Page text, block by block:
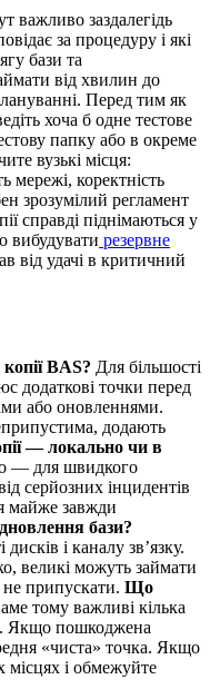
важливо заздалегідь
за процедуру і які
бази та
від хвилин до
Перед тим як
хоча б одне тестове
папку або в окреме
вузькі місця:
мережі, коректність
зрозумілий регламент
справді піднімаються у
вибудувати резервне
від удачі в критичний
BAS? Для більшості
додаткові точки перед
або оновленнями.
додають
— локально чи в
— для швидкого
серйозних інцидентів
майже завжди
бази?
і каналу зв’язку.
великі можуть займати
припускати. Що
тому важливі кілька
Якщо пошкоджена
«чиста» точка. Якщо
місцях і обмежуйте